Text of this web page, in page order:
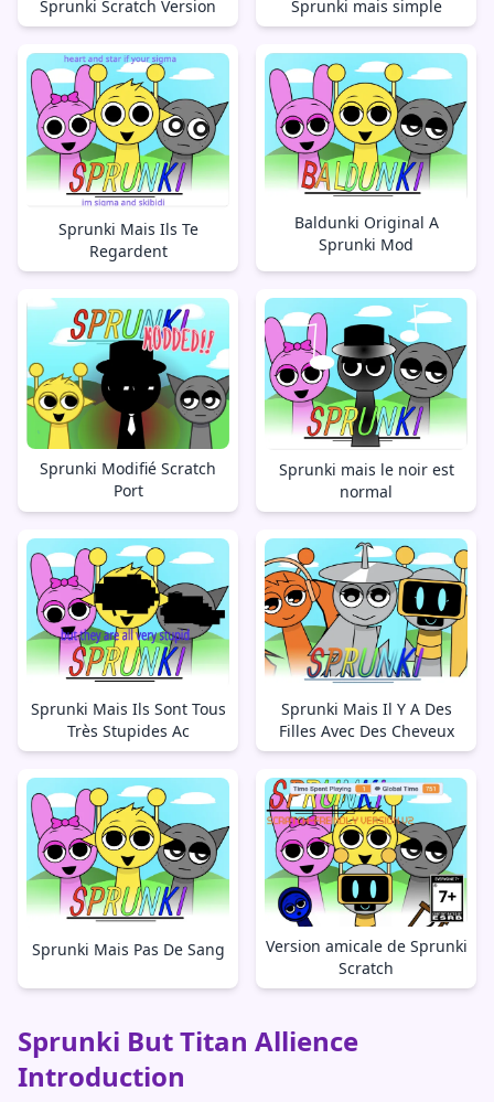
Sprunki Scratch Version Sprunki mais simple
Sprunki Mais Ils Te
Regardent
Baldunki Original A
Sprunki Mod
Sprunki Modifié Scratch
Port
Sprunki mais le noir est
normal
Sprunki Mais Ils Sont Tous
Très Stupides Ac
Sprunki Mais Il Y A Des
Filles Avec Des Cheveux
Sprunki Mais Pas De Sang
Version amicale de Sprunki
Scratch
Sprunki But Titan Allience
Introduction